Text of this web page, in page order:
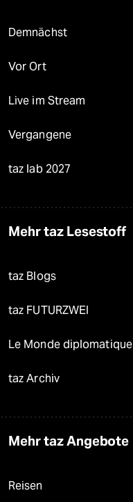
Demnächst
Vor Ort
Live im Stream
Vergangene
taz lab 2027
Mehr taz Lesestoff
taz Blogs
taz FUTURZWEI
Le Monde diplomatique
taz Archiv
Mehr taz Angebote
Reisen